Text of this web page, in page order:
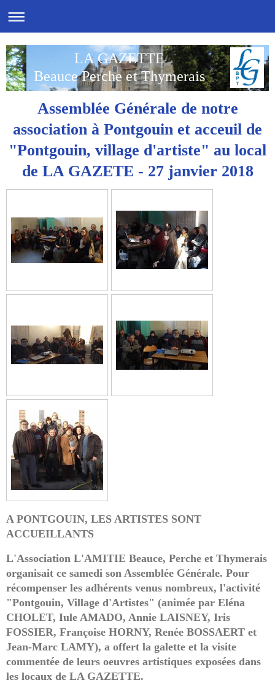
LA GAZETTE
Beauce Perche et Thymerais
Assemblée Générale de notre
association à Pontgouin et acceuil de
"Pontgouin, village d'artiste" au local
de LA GAZETE - 27 janvier 2018
A PONTGOUIN, LES ARTISTES SONT
ACCUEILLANTS
L'Association L'AMITIE Beauce, Perche et Thymerais
organisait ce samedi son Assemblée Générale. Pour
récompenser les adhérents venus nombreux, l'activité
"Pontgouin, Village d'Artistes" (animée par Eléna
CHOLET, Iule AMADO, Annie LAISNEY, Iris
FOSSIER, Françoise HORNY, Renée BOSSAERT et
Jean-Marc LAMY), a offert la galette et la visite
commentée de leurs oeuvres artistiques exposées dans
les locaux de LA GAZETTE.